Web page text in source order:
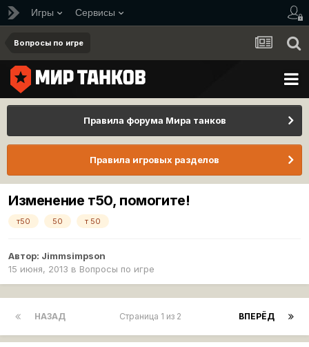
Игры Сервисы
Вопросы по игре
Правила форума Мира танков
Правила игровых разделов
Изменение т50, помогите!
т50 50 т 50
Автор: Jimmsimpson
15 июня, 2013 в Вопросы по игре
НАЗАД ВПЕРЁД
Страница 1 из 2